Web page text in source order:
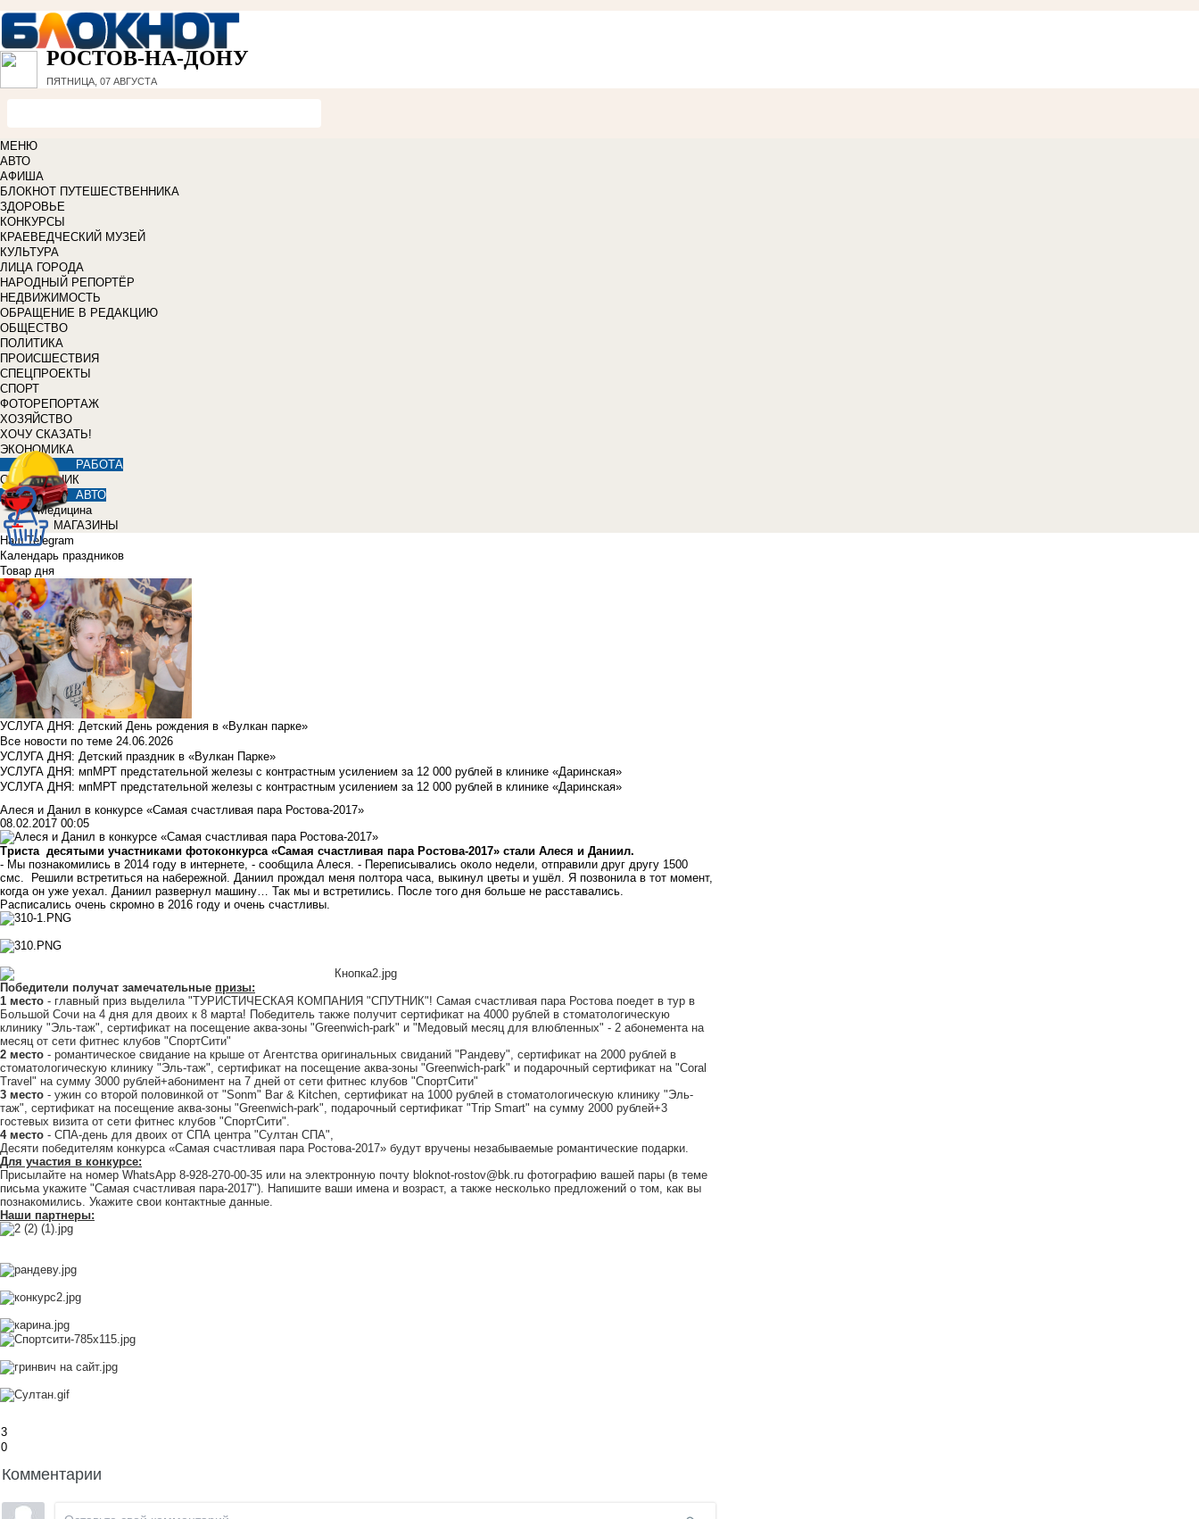
РОСТОВ-НА-ДОНУ
ПЯТНИЦА, 07 АВГУСТА
МЕНЮ
АВТО
АФИША
БЛОКНОТ ПУТЕШЕСТВЕННИКА
ЗДОРОВЬЕ
КОНКУРСЫ
КРАЕВЕДЧЕСКИЙ МУЗЕЙ
КУЛЬТУРА
ЛИЦА ГОРОДА
НАРОДНЫЙ РЕПОРТЁР
НЕДВИЖИМОСТЬ
ОБРАЩЕНИЕ В РЕДАКЦИЮ
ОБЩЕСТВО
ПОЛИТИКА
ПРОИСШЕСТВИЯ
СПЕЦПРОЕКТЫ
СПОРТ
ФОТОРЕПОРТАЖ
ХОЗЯЙСТВО
ХОЧУ СКАЗАТЬ!
ЭКОНОМИКА
РАБОТА
СПРАВОЧНИК
АВТО
Медицина
МАГАЗИНЫ
Наш Telegram
Календарь праздников
Товар дня
УСЛУГА ДНЯ: Детский День рождения в «Вулкан парке»
Все новости по теме 24.06.2026
УСЛУГА ДНЯ: Детский праздник в «Вулкан Парке»
УСЛУГА ДНЯ: мпМРТ предстательной железы с контрастным усилением за 12 000 рублей в клинике «Даринская»
УСЛУГА ДНЯ: мпМРТ предстательной железы с контрастным усилением за 12 000 рублей в клинике «Даринская»
Алеся и Данил в конкурсе «Самая счастливая пара Ростова-2017»
08.02.2017 00:05
Триста десятыми участниками фотоконкурса «Самая счастливая пара Ростова-2017» стали Алеся и Даниил.
- Мы познакомились в 2014 году в интернете, - сообщила Алеся. - Переписывались около недели, отправили друг другу 1500
смс. Решили встретиться на набережной. Даниил прождал меня полтора часа, выкинул цветы и ушёл. Я позвонила в тот момент,
когда он уже уехал. Даниил развернул машину… Так мы и встретились. После того дня больше не расставались.
Расписались очень скромно в 2016 году и очень счастливы.
Победители получат замечательные призы:
1 место - главный приз выделила "ТУРИСТИЧЕСКАЯ КОМПАНИЯ "СПУТНИК"! Самая счастливая пара Ростова поедет в тур в
Большой Сочи на 4 дня для двоих к 8 марта! Победитель также получит сертификат на 4000 рублей в стоматологическую
клинику "Эль-таж", сертификат на посещение аква-зоны "Greenwich-park" и "Медовый месяц для влюбленных" - 2 абонемента на
месяц от сети фитнес клубов "СпортСити"
2 место - романтическое свидание на крыше от Агентства оригинальных свиданий "Рандеву", сертификат на 2000 рублей в
стоматологическую клинику "Эль-таж", сертификат на посещение аква-зоны "Greenwich-park" и подарочный сертификат на "Coral
Travel" на сумму 3000 рублей+абонимент на 7 дней от сети фитнес клубов "СпортСити"
3 место - ужин со второй половинкой от "Sonm" Bar & Kitchen, сертификат на 1000 рублей в стоматологическую клинику "Эль-
таж", сертификат на посещение аква-зоны "Greenwich-park", подарочный сертификат "Trip Smart" на сумму 2000 рублей+3
гостевых визита от сети фитнес клубов "СпортСити".
4 место - СПА-день для двоих от СПА центра "Султан СПА",
Десяти победителям конкурса «Самая счастливая пара Ростова-2017» будут вручены незабываемые романтические подарки.
Для участия в конкурсе:
Присылайте на номер WhatsApp 8-928-270-00-35 или на электронную почту bloknot-rostov@bk.ru фотографию вашей пары (в теме
письма укажите "Самая счастливая пара-2017"). Напишите ваши имена и возраст, а также несколько предложений о том, как вы
познакомились. Укажите свои контактные данные.
Наши партнеры:
3
0
Комментарии